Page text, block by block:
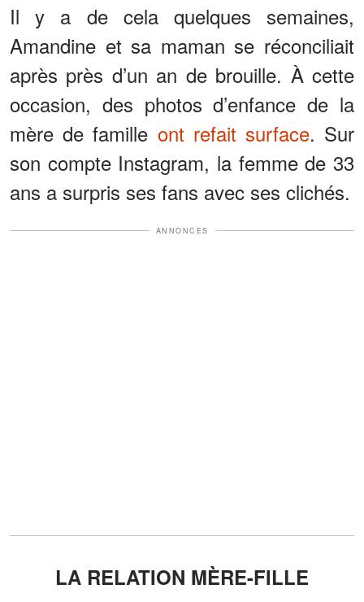
Il y a de cela quelques semaines,
Amandine et sa maman se réconciliait
après près d’un an de brouille. À cette
occasion, des photos d’enfance de la
mère de famille ont refait surface. Sur
son compte Instagram, la femme de 33
ans a surpris ses fans avec ses clichés.
ANNONCES
LA RELATION MÈRE-FILLE